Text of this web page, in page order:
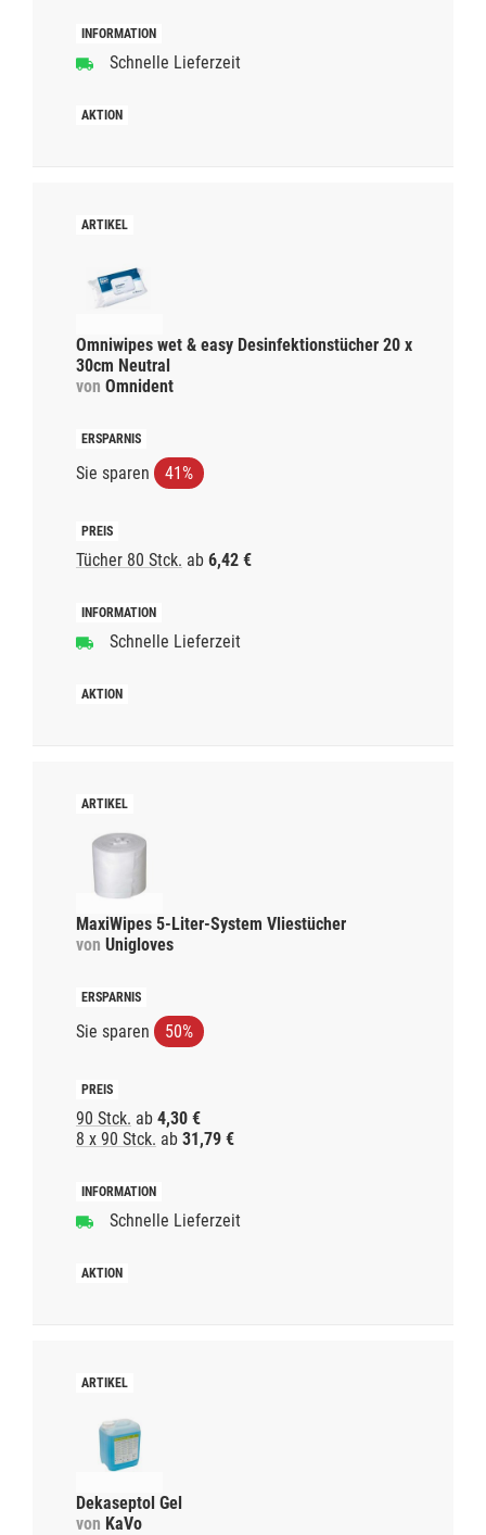
Schnelle Lieferzeit
Omniwipes wet & easy Desinfektionstücher 20 x
30cm Neutral
von Omnident
Sie sparen 41%
Tücher 80 Stck. ab 6,42 €
Schnelle Lieferzeit
MaxiWipes 5-Liter-System Vliestücher
von Unigloves
Sie sparen 50%
90 Stck. ab 4,30 €
8 x 90 Stck. ab 31,79 €
Schnelle Lieferzeit
Dekaseptol Gel
von KaVo